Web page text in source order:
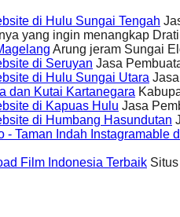
di Hulu Sungai Tengah
yang ingin menangkap
Arung jeram Sungai
di Seruyan Jasa
di Hulu Sungai Utara
dan Kutai Kartanegara
di Kapuas Hulu Jasa
di Humbang Hasundutan
- Taman Indah Instagramable
Film Indonesia Terbaik